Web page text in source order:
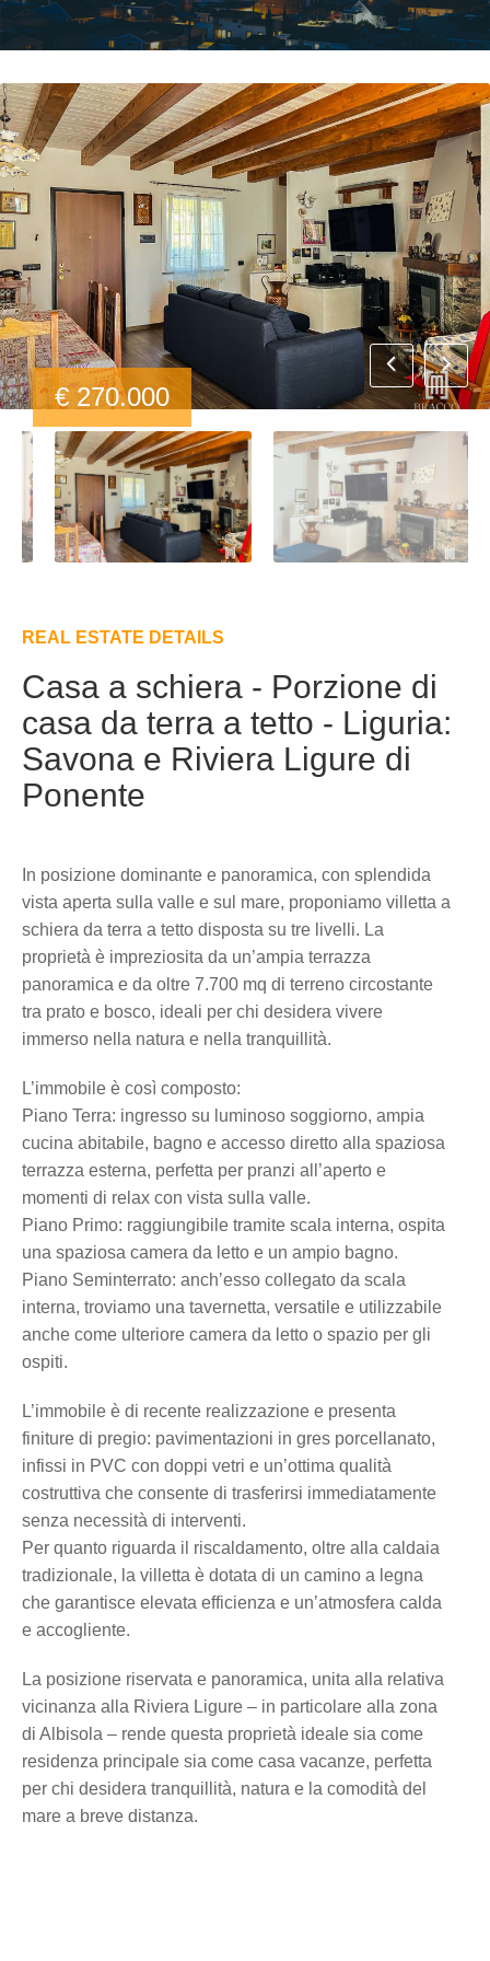
€ 270.000
REAL ESTATE DETAILS
Casa a schiera - Porzione di
casa da terra a tetto - Liguria:
Savona e Riviera Ligure di
Ponente
In posizione dominante e panoramica, con splendida
vista aperta sulla valle e sul mare, proponiamo villetta a
schiera da terra a tetto disposta su tre livelli. La
proprietà è impreziosita da un’ampia terrazza
panoramica e da oltre 7.700 mq di terreno circostante
tra prato e bosco, ideali per chi desidera vivere
immerso nella natura e nella tranquillità.
L’immobile è così composto:
Piano Terra: ingresso su luminoso soggiorno, ampia
cucina abitabile, bagno e accesso diretto alla spaziosa
terrazza esterna, perfetta per pranzi all’aperto e
momenti di relax con vista sulla valle.
Piano Primo: raggiungibile tramite scala interna, ospita
una spaziosa camera da letto e un ampio bagno.
Piano Seminterrato: anch’esso collegato da scala
interna, troviamo una tavernetta, versatile e utilizzabile
anche come ulteriore camera da letto o spazio per gli
ospiti.
L’immobile è di recente realizzazione e presenta
finiture di pregio: pavimentazioni in gres porcellanato,
infissi in PVC con doppi vetri e un’ottima qualità
costruttiva che consente di trasferirsi immediatamente
senza necessità di interventi.
Per quanto riguarda il riscaldamento, oltre alla caldaia
tradizionale, la villetta è dotata di un camino a legna
che garantisce elevata efficienza e un’atmosfera calda
e accogliente.
La posizione riservata e panoramica, unita alla relativa
vicinanza alla Riviera Ligure – in particolare alla zona
di Albisola – rende questa proprietà ideale sia come
residenza principale sia come casa vacanze, perfetta
per chi desidera tranquillità, natura e la comodità del
mare a breve distanza.